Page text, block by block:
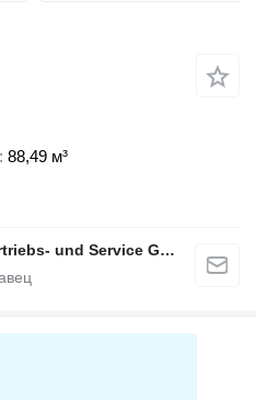
88,49 м³
DAF Berlin Nutzfahrzeuge Vertriebs- und Service GmbH